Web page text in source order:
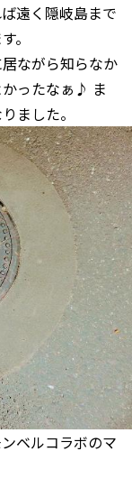
遠く隠岐島まで
。
ながら知らなか
かったなぁ♪ ま
ました。
ベルコラボのマ